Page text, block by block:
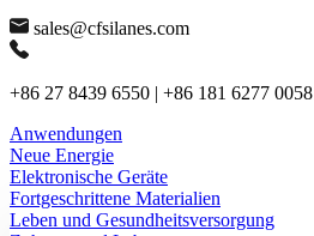
sales@cfsilanes.com
+86 27 8439 6550 | +86 181 6277 0058
Anwendungen
Neue Energie
Elektronische Geräte
Fortgeschrittene Materialien
Leben und Gesundheitsversorgung